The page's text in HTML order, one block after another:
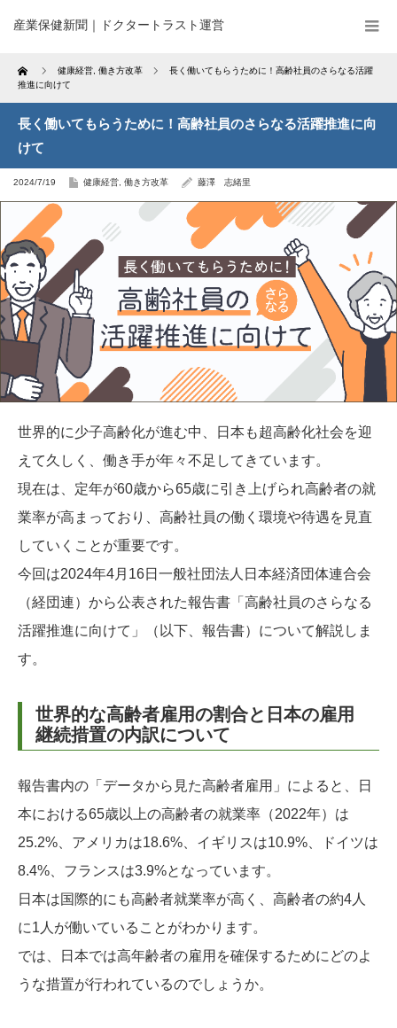
産業保健新聞｜ドクタートラスト運営
Home 健康経営 働き方改革
長く働いてもらうために！高齢社員のさらなる活躍
推進に向けて
長く働いてもらうために！高齢社員のさらなる活躍推進に向
けて
2024/7/19 健康経営 働き方改革 藤澤 志緒里
世界的に少子高齢化が進む中、日本も超高齢化社会を迎
えて久しく、働き手が年々不足してきています。
現在は、定年が60歳から65歳に引き上げられ高齢者の就
業率が高まっており、高齢社員の働く環境や待遇を見直
していくことが重要です。
今回は2024年4月16日一般社団法人日本経済団体連合会
（経団連）から公表された報告書「高齢社員のさらなる
活躍推進に向けて」（以下、報告書）について解説しま
す。
世界的な高齢者雇用の割合と日本の雇用
継続措置の内訳について
報告書内の「データから見た高齢者雇用」によると、日
本における65歳以上の高齢者の就業率（2022年）は
25.2%、アメリカは18.6%、イギリスは10.9%、ドイツは
8.4%、フランスは3.9%となっています。
日本は国際的にも高齢者就業率が高く、高齢者の約4人
に1人が働いていることがわかります。
では、日本では高年齢者の雇用を確保するためにどのよ
うな措置が行われているのでしょうか。